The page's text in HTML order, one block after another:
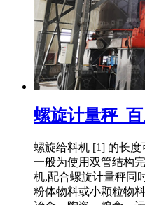
螺旋计量秤_
螺旋给料机 [1] 的长
一般为使用双管结构
机,配合螺旋计量秤同
粉体物料或小颗粒物